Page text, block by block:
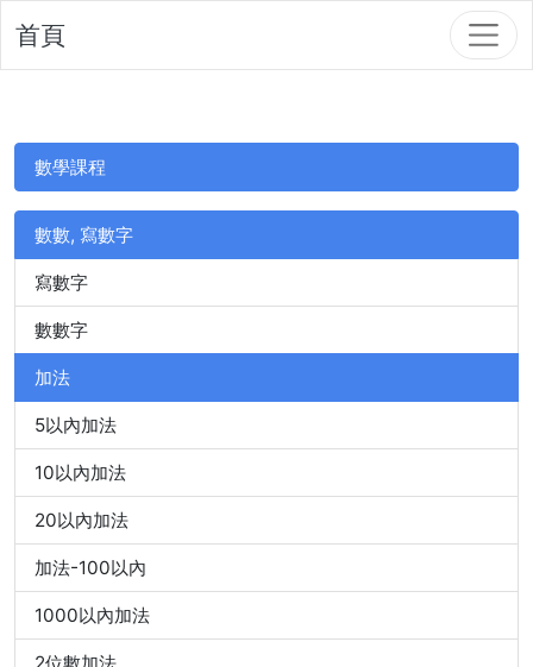
首頁
數學課程
數數, 寫數字
寫數字
數數字
加法
5以內加法
10以內加法
20以內加法
加法-100以內
1000以內加法